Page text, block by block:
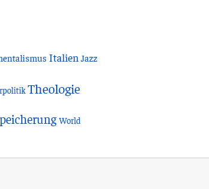
Italien Jazz
Theologie
World